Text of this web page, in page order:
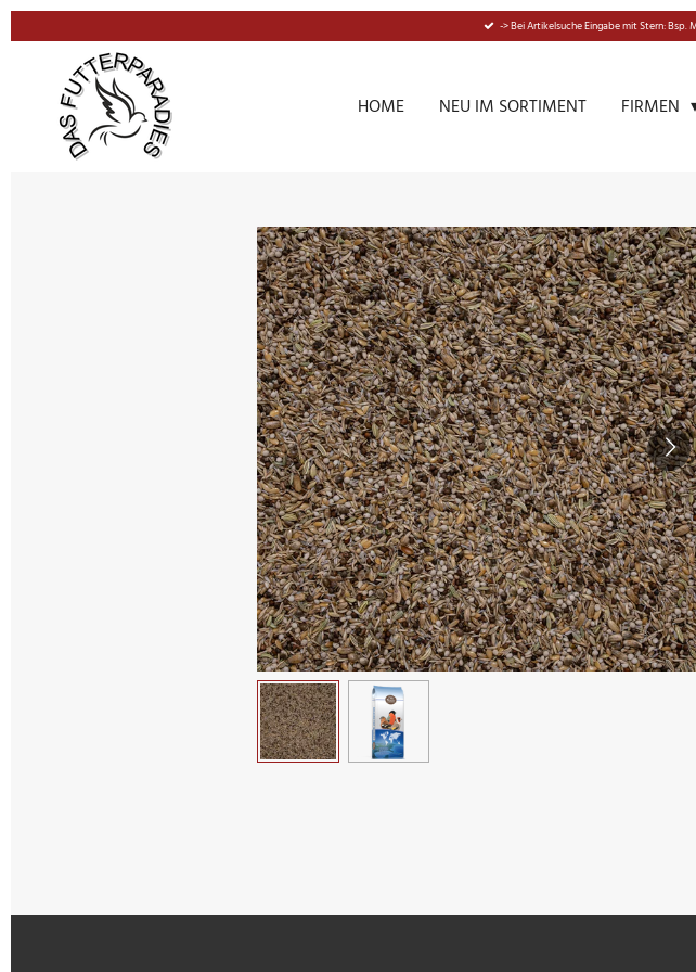
-> Bei Artikelsuche Eingabe mit Stern: Bsp.
HOME NEU IM SORTIMENT FIRMEN